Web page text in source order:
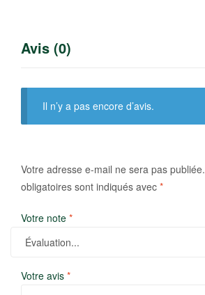
Avis (0)
Il n’y a pas encore d’avis.
Votre adresse e-mail ne sera pas publiée.
obligatoires sont indiqués avec *
Votre note *
Votre avis *